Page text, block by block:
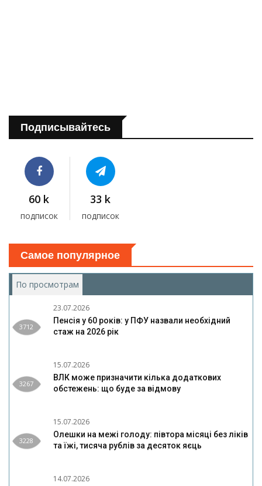
Подписывайтесь
60 k
подписок
33 k
подписок
Самое популярное
По просмотрам
3712
23.07.2026
Пенсія у 60 років: у ПФУ назвали необхідний
стаж на 2026 рік
3267
15.07.2026
ВЛК може призначити кілька додаткових
обстежень: що буде за відмову
3228
15.07.2026
Олешки на межі голоду: півтора місяці без ліків
та їжі, тисяча рублів за десяток яєць
14.07.2026